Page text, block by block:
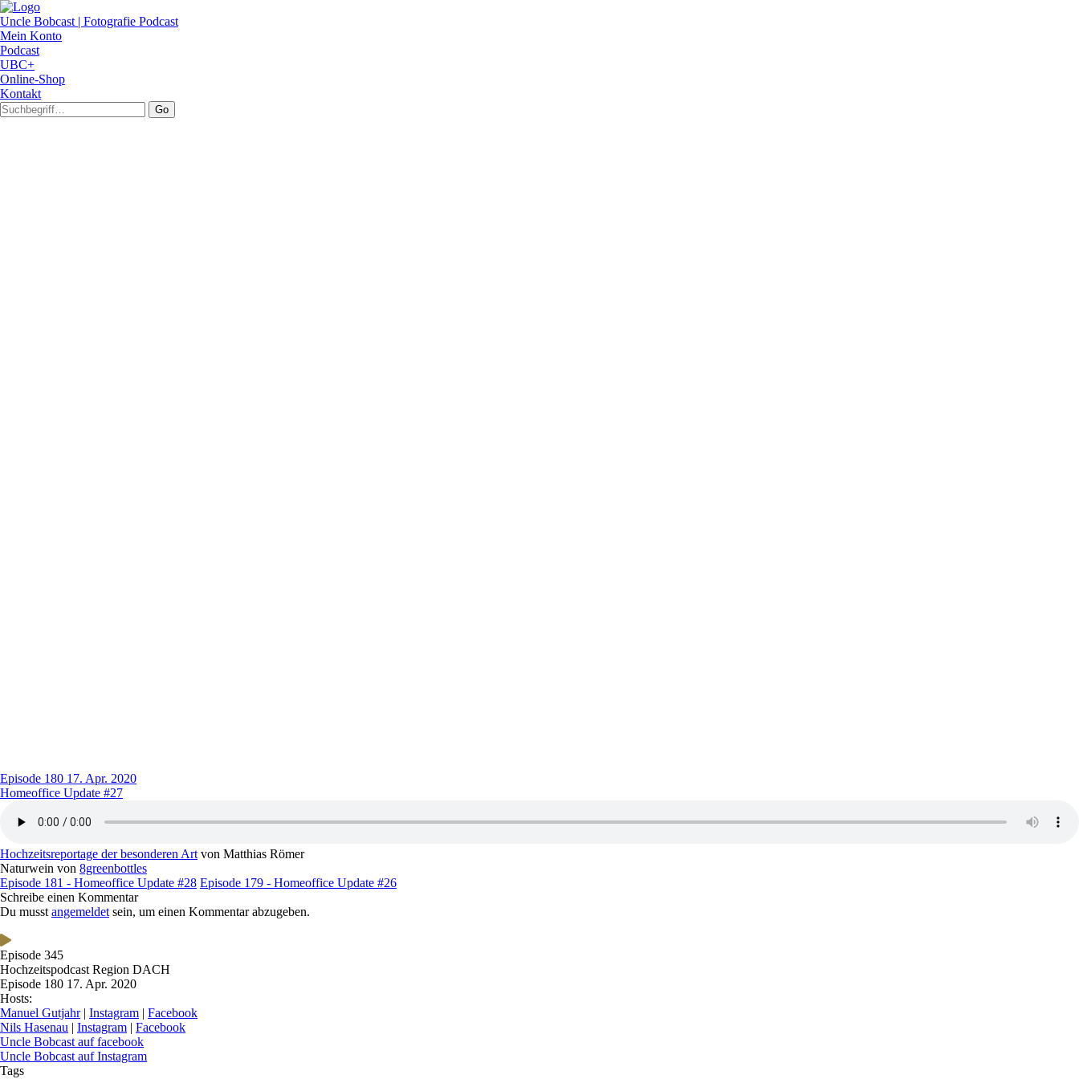
Uncle Bobcast | Fotografie Podcast
Mein Konto
Podcast
UBC+
Online-Shop
Kontakt
Go
Episode 180 17. Apr. 2020
Homeoffice Update #27
Hochzeitsreportage der besonderen Art von Matthias Römer
Naturwein von 8greenbottles
Episode 181 - Homeoffice Update #28 Episode 179 - Homeoffice Update #26
Schreibe einen Kommentar
Du musst angemeldet sein, um einen Kommentar abzugeben.
Episode 345
Hochzeitspodcast Region DACH
Episode 180 17. Apr. 2020
Hosts:
Manuel Gutjahr| Instagram | Facebook
Nils Hasenau | Instagram | Facebook
Uncle Bobcast auf facebook
Uncle Bobcast auf Instagram
Tags